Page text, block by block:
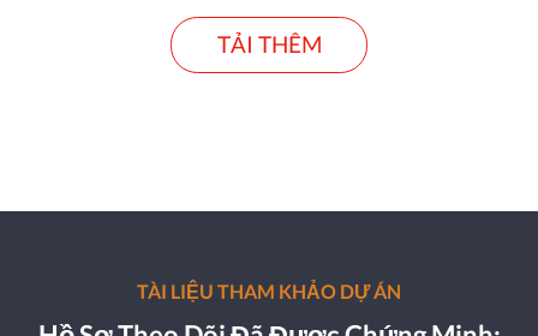
TẢI THÊM
TÀI LIỆU THAM KHẢO DỰ ÁN